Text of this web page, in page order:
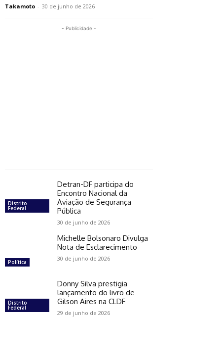
Takamoto - 30 de junho de 2026
- Publicidade -
Distrito
Federal
Detran-DF participa do
Encontro Nacional da
Aviação de Segurança
Pública
30 de junho de 2026
Política
Michelle Bolsonaro Divulga
Nota de Esclarecimento
30 de junho de 2026
Distrito
Federal
Donny Silva prestigia
lançamento do livro de
Gilson Aires na CLDF
29 de junho de 2026